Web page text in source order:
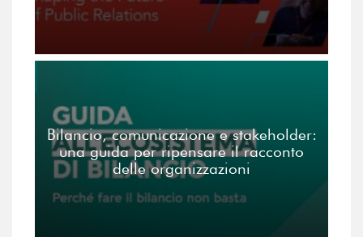
Bilancio, comunicazione e stakeholder:
una guida per ripensare il racconto
delle organizzazioni